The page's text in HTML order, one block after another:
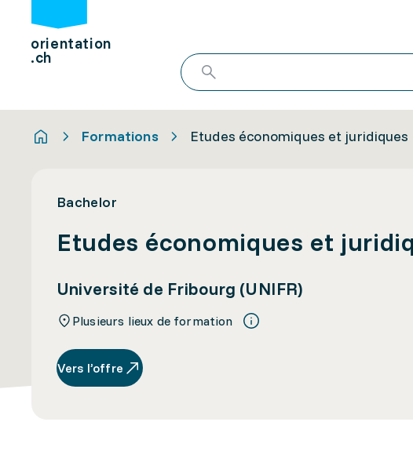
orientation
.ch
Formations Etudes économiques et juridiques
Bachelor
Etudes économiques et
Université de Fribourg (UNIFR)
Plusieurs lieux de formation
Vers l’offre